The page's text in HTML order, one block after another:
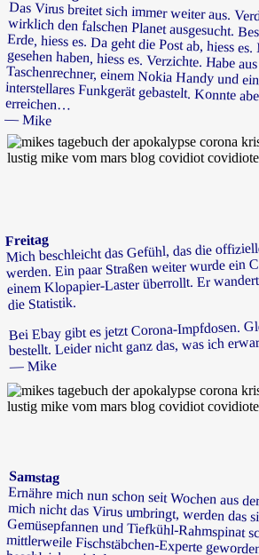
Das Virus breitet sich immer weiter aus.
wirklich den falschen Planet ausgesucht.
Erde, hiess es. Da geht die Post ab,
gesehen haben, hiess es. Verzichte. Habe
Taschenrechner, einem Nokia Handy und
interstellares Funkgerät gebastelt. Konnte
erreichen…
— Mike
Freitag
Mich beschleicht das Gefühl, das die
werden. Ein paar Straßen weiter wurde ein
einem Klopapier-Laster überrollt. Er
die Statistik.
Bei Ebay gibt es jetzt Corona-Impfdosen.
bestellt. Leider nicht ganz das, was ich
— Mike
Samstag
Ernähre mich nun schon seit Wochen aus
mich nicht das Virus umbringt, werden
Gemüsepfannen und Tiefkühl-
mittlerweile Fischstäbchen-Experte
beschleicht mich langsam das Gefühl, das